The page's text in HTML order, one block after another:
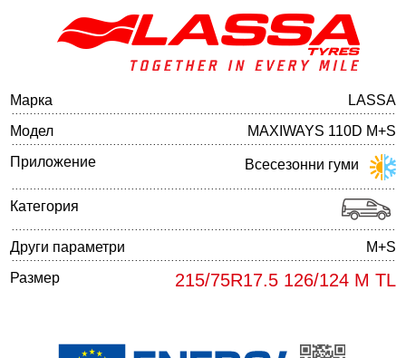
Марка
LASSA
Модел
MAXIWAYS 110D M+S
Приложение
Всесезонни гуми
Категория
Други параметри
M+S
Размер
215/75R17.5 126/124 M TL